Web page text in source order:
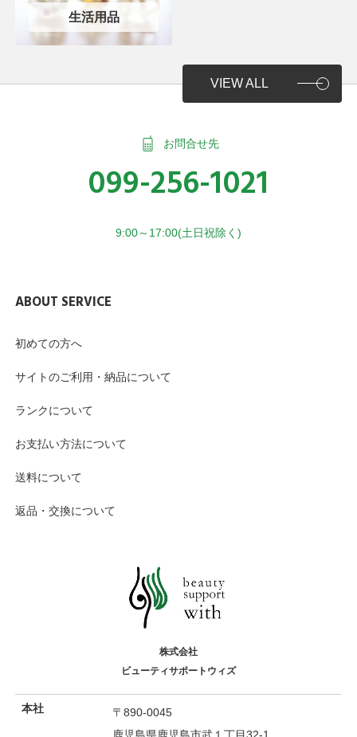
生活用品
VIEW ALL
お問合せ先
099-256-1021
9:00～17:00(土日祝除く)
ABOUT SERVICE
初めての方へ
サイトのご利用・納品について
ランクについて
お支払い方法について
送料について
返品・交換について
株式会社
ビューティサポートウィズ
本社
〒890-0045
鹿児島県鹿児島市武１丁目32-1